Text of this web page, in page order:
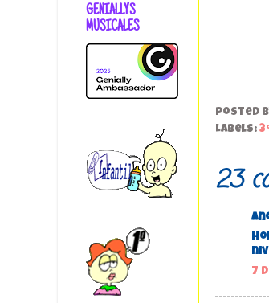
Posted
Labels:
23
7
GENIALLYS
MUSICALES